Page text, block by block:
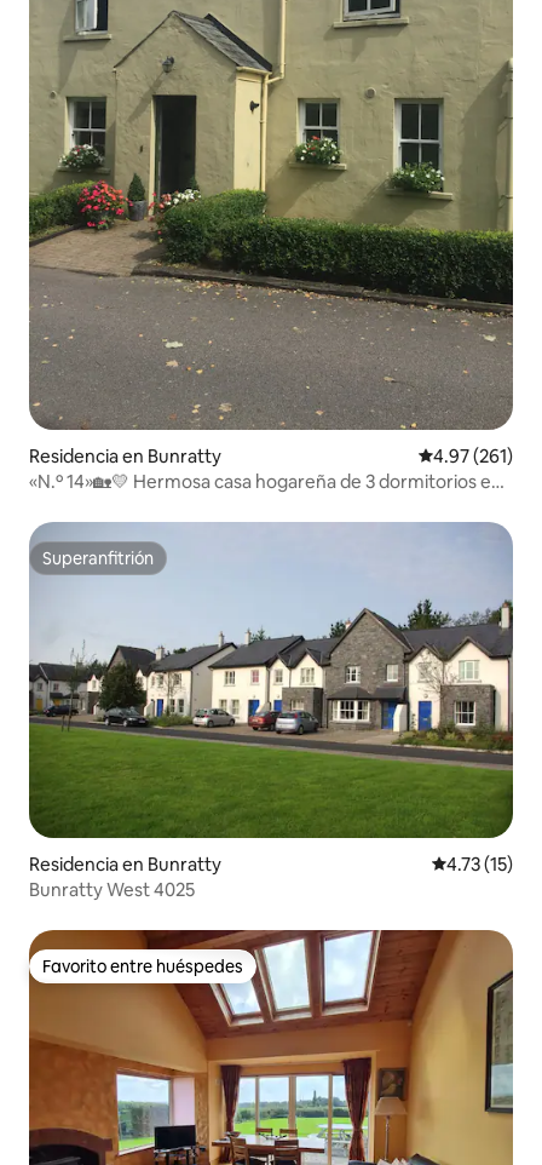
Residencia en Bunratty Calificación
4.97 (261)
«N.º 14»🏡💛 Hermosa casa hogareña de 3 dormitorios en
Superanfitrión
Superanfitrión
Residencia en Bunratty Calificación
4.73 (15)
Bunratty West 4025
Favorito entre huéspedes
Favorito entre huéspedes